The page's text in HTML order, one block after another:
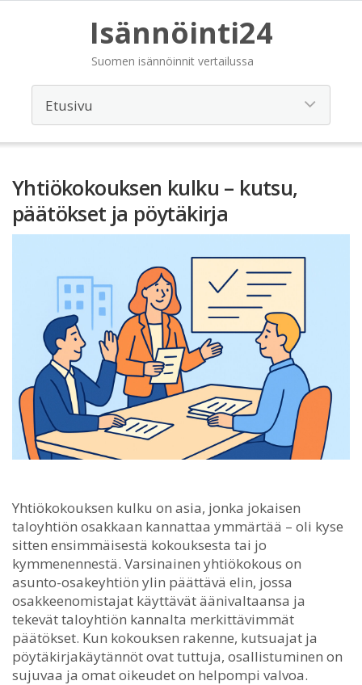
Isännöinti24
Suomen isännöinnit vertailussa
Yhtiökokouksen kulku – kutsu,
päätökset ja pöytäkirja
Yhtiökokouksen kulku on asia, jonka jokaisen
taloyhtiön osakkaan kannattaa ymmärtää – oli kyse
sitten ensimmäisestä kokouksesta tai jo
kymmenennestä. Varsinainen yhtiökokous on
asunto-osakeyhtiön ylin päättävä elin, jossa
osakkeenomistajat käyttävät äänivaltaansa ja
tekevät taloyhtiön kannalta merkittävimmät
päätökset. Kun kokouksen rakenne, kutsuajat ja
pöytäkirjakäytännöt ovat tuttuja, osallistuminen on
sujuvaa ja omat oikeudet on helpompi valvoa.